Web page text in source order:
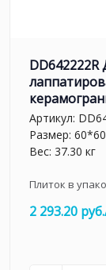
Артикул:
Размер:
Вес: 37.30 кг
Плиток в
2 293.20